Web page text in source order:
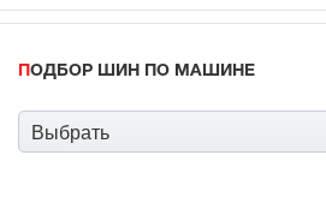
ПОДБОР ШИН ПО МАШИНЕ
Выбрать